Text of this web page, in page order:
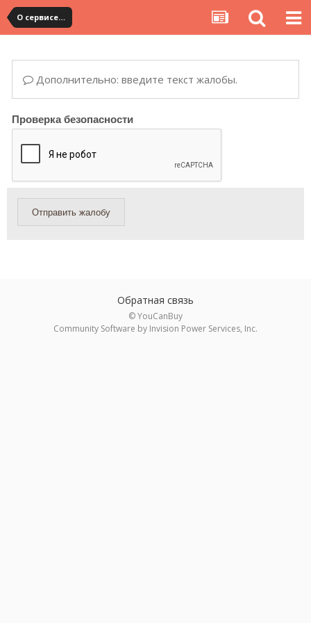
О сервисе, сайте и форуме
Дополнительно: введите текст жалобы.
Проверка безопасности
Отправить жалобу
Обратная связь
© YouCanBuy
Community Software by Invision Power Services, Inc.